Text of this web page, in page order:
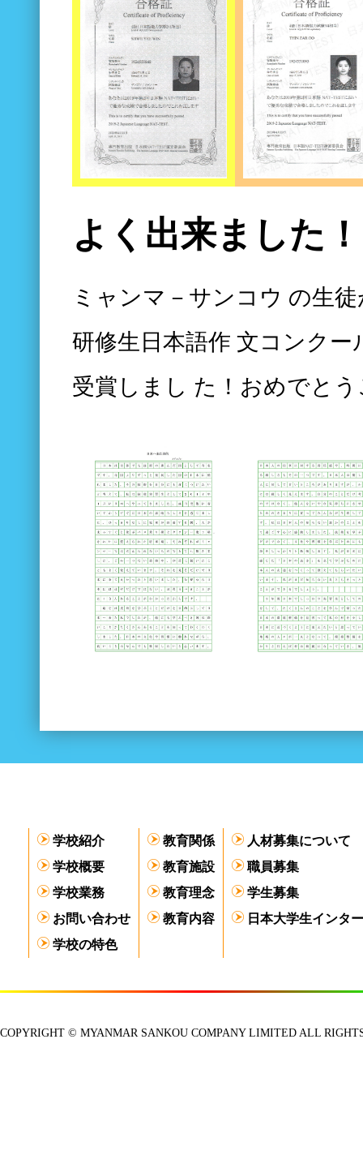
よく出来ました！
ミャンマ－サンコウ の生
研修生日本語作 文コンク
受賞しまし た！おめでと
学校紹介
学校概要
学校業務
お問い合わせ
学校の特色
教育関係
教育施設
教育理念
教育内容
人材募集について
職員募集
学生募集
日本大学生インタ
COPYRIGHT © MYANMAR SANKOU COMPANY LIMITED ALL